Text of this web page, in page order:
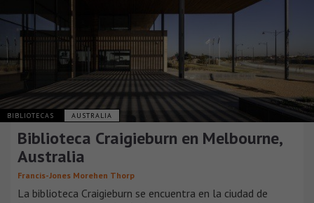
BIBLIOTECAS AUSTRALIA
Biblioteca Craigieburn en Melbourne,
Australia
Francis-Jones Morehen Thorp
La biblioteca Craigieburn se encuentra en la ciudad de